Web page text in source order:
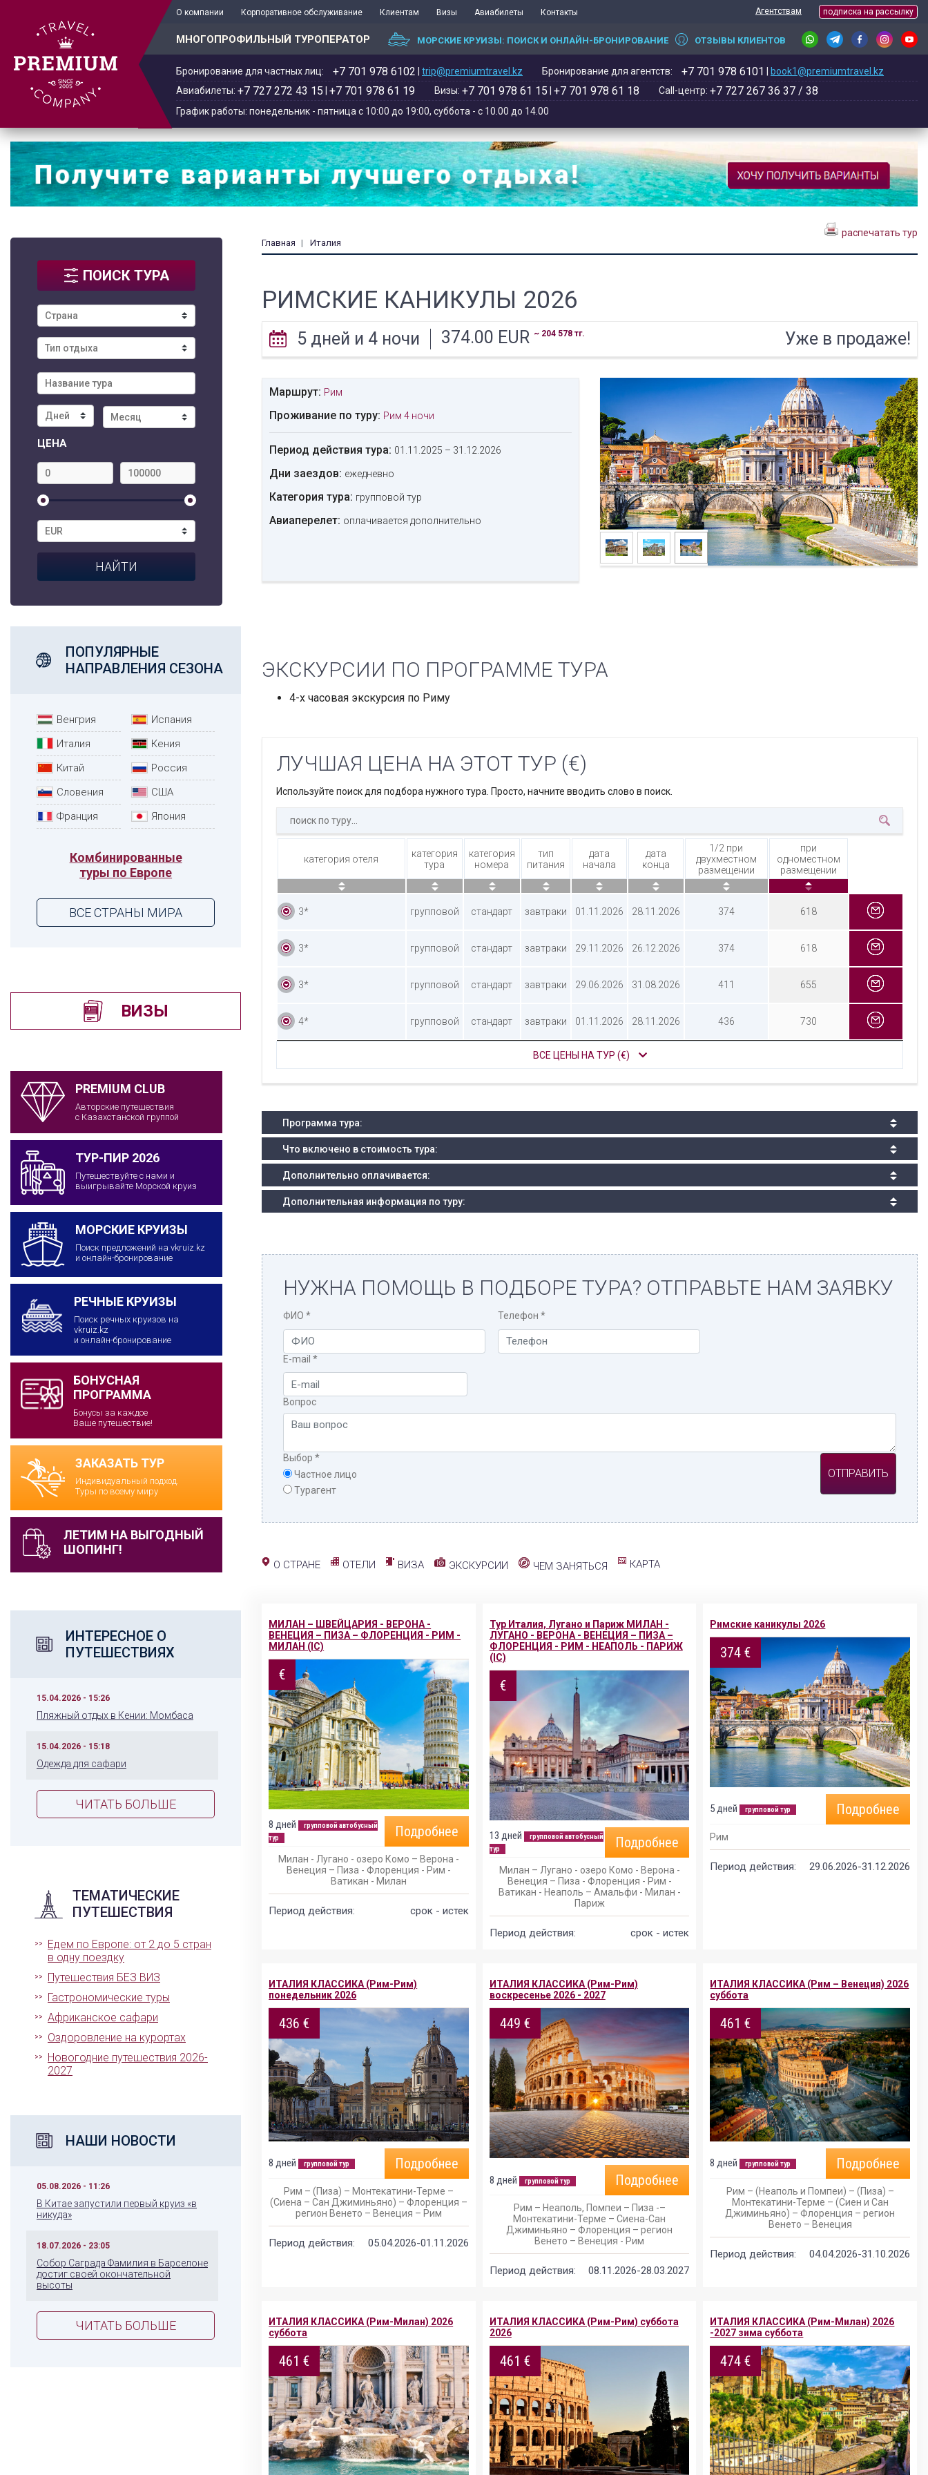
О компании Корпоративное обслуживание Клиентам Визы Авиабилеты Контакты Агентствам подписка на рассылку
МНОГОПРОФИЛЬНЫЙ ТУРОПЕРАТОР МОРСКИЕ КРУИЗЫ: ПОИСК И ОНЛАЙН-БРОНИРОВАНИЕ ОТЗЫВЫ КЛИЕНТОВ
Бронирование для частных лиц: +7 701 978 6102‬ trip@premiumtravel.kz Бронирование для агентств: +7 701 978 6101
book1@premiumtravel.kz
Авиабилеты: +7 727 272 43 15 +7 701 978 61 19 Визы: +7 701 978 61 15 +7 701 978 61 18 Call-центр: +7 727 267 36 37 / 38
График работы: понедельник - пятница с 10:00 до 19:00, суббота - с 10.00 до 14.00
ПОИСК ТУРА
ЦЕНА
ПОПУЛЯРНЫЕ
НАПРАВЛЕНИЯ СЕЗОНА
Венгрия
Испания
Италия
Кения
Китай
Россия
Словения
США
Франция
Япония
Комбинированные
туры по Европе
ВСЕ СТРАНЫ МИРА
ВИЗЫ
PREMIUM CLUB
Авторские путешествия
с Казахстанской группой
ТУР-ПИР 2026
Путешествуйте с нами и
выигрывайте Морской круиз
МОРСКИЕ КРУИЗЫ
Поиск предложений на vkruiz.kz
и онлайн-бронирование
РЕЧНЫЕ КРУИЗЫ
Поиск речных круизов на
vkruiz.kz
и онлайн-бронирование
БОНУСНАЯ
ПРОГРАММА
Бонусы за каждое
Ваше путешествие!
ЗАКАЗАТЬ ТУР
Индивидуальный подход.
Туры по всему миру
ЛЕТИМ НА ВЫГОДНЫЙ
ШОПИНГ!
ИНТЕРЕСНОЕ О
ПУТЕШЕСТВИЯХ
15.04.2026 - 15:26
Пляжный отдых в Кении: Момбаса
15.04.2026 - 15:18
Одежда для сафари
ЧИТАТЬ БОЛЬШЕ
ТЕМАТИЧЕСКИЕ
ПУТЕШЕСТВИЯ
Едем по Европе: от 2 до 5 стран
в одну поездку
Путешествия БЕЗ ВИЗ
Гастрономические туры
Африканское сафари
Оздоровление на курортах
Новогодние путешествия 2026-
2027
НАШИ НОВОСТИ
05.08.2026 - 11:26
В Китае запустили первый круиз «в
никуда»
18.07.2026 - 23:05
Собор Саграда Фамилия в Барселоне
достиг своей окончательной
высоты
ЧИТАТЬ БОЛЬШЕ
Главная Италия
распечатать тур
РИМСКИЕ КАНИКУЛЫ 2026
5 дней и 4 ночи 374.00 EUR ~ 204 578 тг. Уже в продаже!
Маршрут: Рим
Проживание по туру: Рим 4 ночи
Период действия тура: 01.11.2025 – 31.12.2026
Дни заездов: ежедневно
Категория тура: групповой тур
Авиаперелет: оплачивается дополнительно
ЭКСКУРСИИ ПО ПРОГРАММЕ ТУРА
4-х часовая экскурсия по Риму
ЛУЧШАЯ ЦЕНА НА ЭТОТ ТУР (€)
Используйте поиск для подбора нужного тура. Просто, начните вводить слово в поиск.
категория отеля
категория
тура
категория
номера
тип
питания
дата
начала
дата
конца
1/2 при
двухместном
размещении
при
одноместном
размещении
3* групповой стандарт завтраки 01.11.2026 28.11.2026 374 618
3* групповой стандарт завтраки 29.11.2026 26.12.2026 374 618
3* групповой стандарт завтраки 29.06.2026 31.08.2026 411 655
4* групповой стандарт завтраки 01.11.2026 28.11.2026 436 730
ВСЕ ЦЕНЫ НА ТУР (€)
Программа тура:
Что включено в стоимость тура:
Дополнительно оплачивается:
Дополнительная информация по туру:
НУЖНА ПОМОЩЬ В ПОДБОРЕ ТУРА? ОТПРАВЬТЕ НАМ ЗАЯВКУ
ФИО* Телефон*
E-mail*
Вопрос
Выбор*
Частное лицо
Турагент
О СТРАНЕ ОТЕЛИ ВИЗА ЭКСКУРСИИ ЧЕМ ЗАНЯТЬСЯ КАРТА
МИЛАН – ШВЕЙЦАРИЯ - ВЕРОНА -
ВЕНЕЦИЯ – ПИЗА – ФЛОРЕНЦИЯ - РИМ -
МИЛАН (IC)
€
8 дней
групповой автобусный
тур
Подробнее
Милан - Лугано - озеро Комо – Верона -
Венеция – Пиза - Флоренция - Рим -
Ватикан - Милан
Период действия: срок - истек
Тур Италия, Лугано и Париж МИЛАН -
ЛУГАНО - ВЕРОНА - ВЕНЕЦИЯ – ПИЗА –
ФЛОРЕНЦИЯ - РИМ - НЕАПОЛЬ - ПАРИЖ
(IC)
€
13 дней
групповой автобусный
тур
Подробнее
Милан – Лугано - озеро Комо - Верона -
Венеция – Пиза - Флоренция - Рим -
Ватикан - Неаполь – Амальфи - Милан -
Париж
Период действия: срок - истек
Римские каникулы 2026
374 €
5 дней групповой тур Подробнее
Рим
Период действия: 29.06.2026-31.12.2026
ИТАЛИЯ КЛАССИКА (Рим-Рим)
понедельник 2026
436 €
8 дней групповой тур Подробнее
Рим – (Пиза) – Монтекатини-Терме –
(Сиена – Сан Джиминьяно) – Флоренция –
регион Венето – Венеция – Рим
Период действия: 05.04.2026-01.11.2026
ИТАЛИЯ КЛАССИКА (Рим-Рим)
воскресенье 2026 - 2027
449 €
8 дней групповой тур Подробнее
Рим – Неаполь, Помпеи – Пиза -–
Монтекатини-Терме – Сиена-Сан
Джиминьяно – Флоренция – регион
Венето – Венеция - Рим
Период действия: 08.11.2026-28.03.2027
ИТАЛИЯ КЛАССИКА (Рим – Венеция) 2026
суббота
461 €
8 дней групповой тур Подробнее
Рим – (Неаполь и Помпеи) – (Пиза) –
Монтекатини-Терме – (Сиен и Сан
Джиминьяно) – Флоренция – регион
Венето – Венеция
Период действия: 04.04.2026-31.10.2026
ИТАЛИЯ КЛАССИКА (Рим-Милан) 2026
суббота
461 €
ИТАЛИЯ КЛАССИКА (Рим-Рим) суббота
2026
461 €
ИТАЛИЯ КЛАССИКА (Рим-Милан) 2026
-2027 зима суббота
474 €